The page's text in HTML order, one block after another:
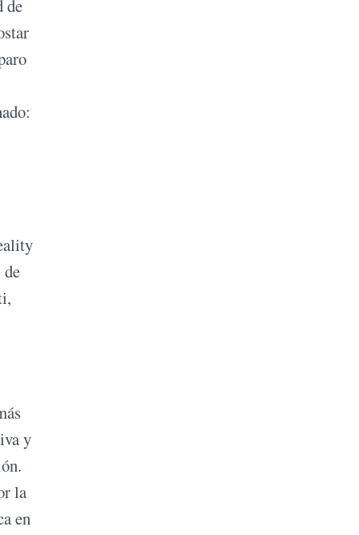
de
y
la
en